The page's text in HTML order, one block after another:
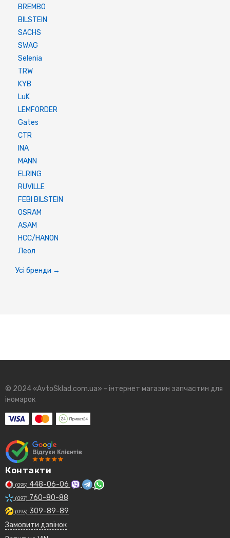
BREMBO
BILSTEIN
SACHS
SWAG
Selenia
TRW
KYB
LuK
LEMFORDER
Gates
CTR
INA
MANN
ELRING
RUVILLE
FEBI BILSTEIN
OSRAM
ASAM
HCC/HANON
Леол
Усі бренди →
© 2024 «AvtoSklad.com.ua» - інтернет магазин запчастин для
іномарок
Контакти
(095) 448-06-06
(097) 760-80-88
(093) 309-89-89
Замовити дзвінок